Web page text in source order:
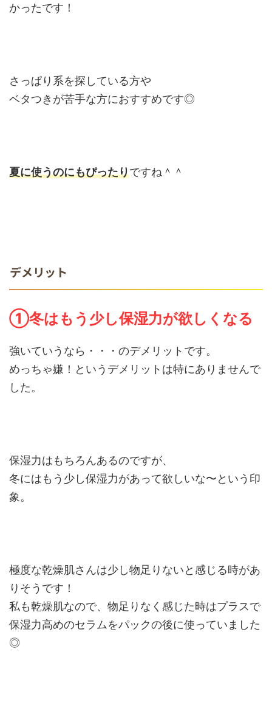
かったです！
さっぱり系を探している方や
ベタつきが苦手な方におすすめです◎
夏に使うのにもぴったりですね＾＾
デメリット
①冬はもう少し保湿力が欲しくなる
強いていうなら・・・のデメリットです。
めっちゃ嫌！というデメリットは特にありませんで
した。
保湿力はもちろんあるのですが、
冬にはもう少し保湿力があって欲しいな〜という印
象。
極度な乾燥肌さんは少し物足りないと感じる時があ
りそうです！
私も乾燥肌なので、物足りなく感じた時はプラスで
保湿力高めのセラムをパックの後に使っていました
◎